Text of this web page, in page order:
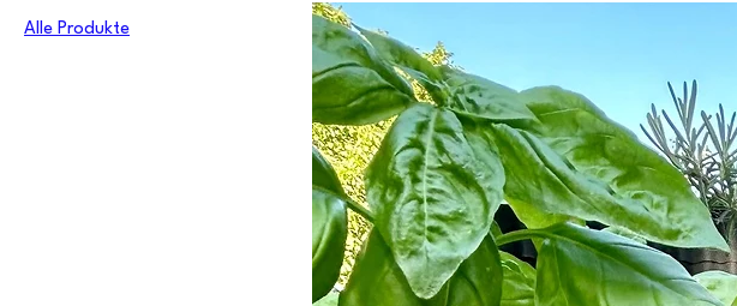
Alle Produkte